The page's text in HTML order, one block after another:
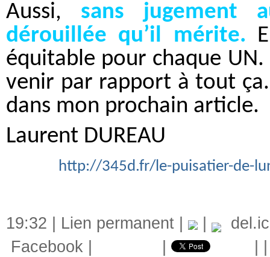
Aussi, sans jugement
dérouillée qu’il mérite.
équitable pour chaque UN.
venir par rapport à tout
dans mon prochain article.
Laurent DUREAU
http://345d.fr/le-puisatier-de-
19:32 | Lien permanent
Facebook